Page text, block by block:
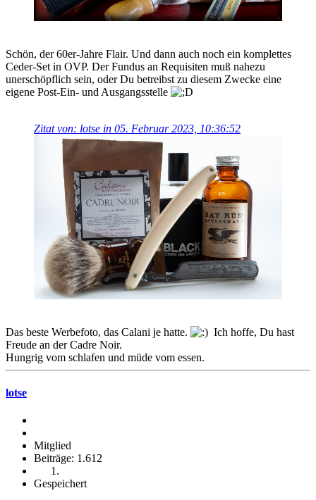
Schön, der 60er-Jahre Flair. Und dann auch noch ein komplettes
Ceder-Set in OVP. Der Fundus an Requisiten muß nahezu
unerschöpflich sein, oder Du betreibst zu diesem Zwecke eine
eigene Post-Ein- und Ausgangsstelle
Zitat von: lotse in 05. Februar 2023, 10:36:52
Das beste Werbefoto, das Calani je hatte.
Ich hoffe, Du hast
Freude an der Cadre Noir.
Hungrig vom schlafen und müde vom essen.
lotse
Mitglied
Beiträge: 1.612
Gespeichert